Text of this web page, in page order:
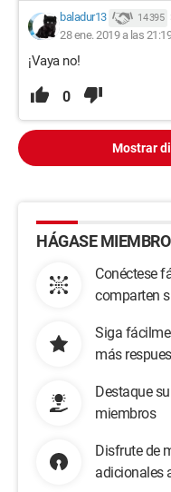
baladur13 14 395
28 ene. 2019 a las 21:19
¡Vaya no!
0
Mostrar
HÁGASE
Conéctese
comparten
Siga
más
Destaque
miembros
Disfrute de
adicionales